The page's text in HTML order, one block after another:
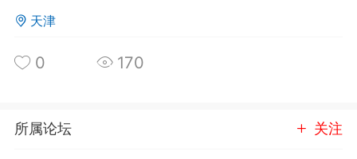
黄金一次一单1.0你们期待的一次一单
2026.03.17 数据表现...
天津
0 170
所属论坛 关注